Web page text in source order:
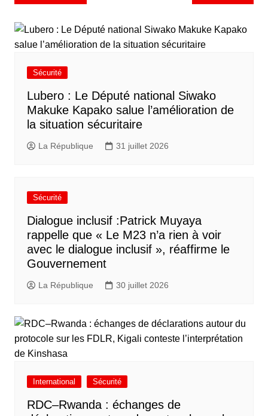
Sécurité
Lubero : Le Député national Siwako
Makuke Kapako salue l’amélioration de
la situation sécuritaire
La République 31 juillet 2026
Sécurité
Dialogue inclusif :Patrick Muyaya
rappelle que « Le M23 n’a rien à voir
avec le dialogue inclusif », réaffirme le
Gouvernement
La République 30 juillet 2026
International Sécurité
RDC–Rwanda : échanges de